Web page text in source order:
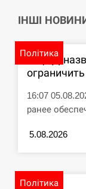
ІНШІ
Політика
В ЦПД
16:07
ранее
5.08.2026
Політика